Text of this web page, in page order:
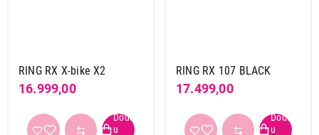
RING RX X-bike X2
16.999,00
RING RX 107 BLACK
17.499,00
Nastavi kupovinu
Završi kupovinu